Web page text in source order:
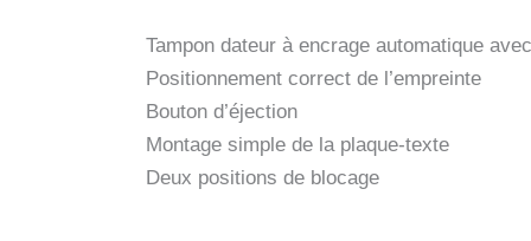
Tampon dateur à encrage automatique
Positionnement correct de l’empreinte
Bouton d’éjection
Montage simple de la plaque-texte
Deux positions de blocage